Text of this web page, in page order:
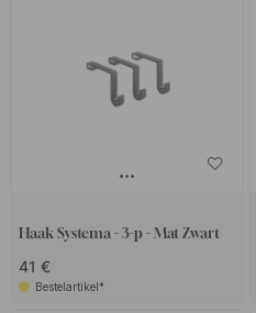
Haak Systema - 3-p - Mat Zwart
41 €
Bestelartikel*